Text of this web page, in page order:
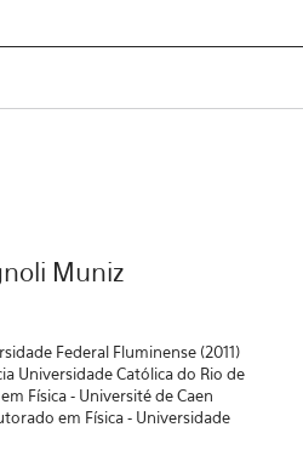
Muniz
Federal Fluminense (2011)
Universidade Católica do Rio de
Física - Université de Caen
em Física - Universidade